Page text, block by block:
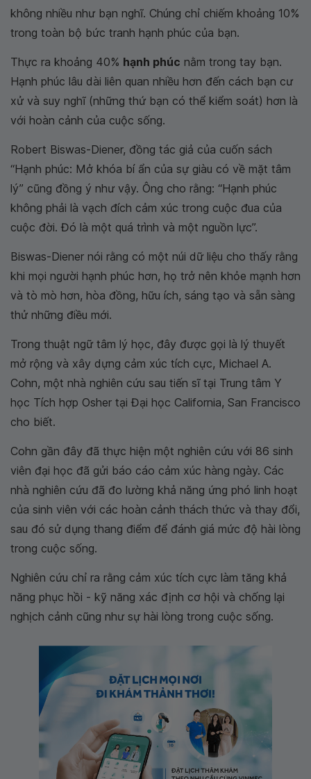
không nhiều như bạn nghĩ. Chúng chỉ chiếm khoảng 10%
trong toàn bộ bức tranh hạnh phúc của bạn.
Thực ra khoảng 40% hạnh phúc nằm trong tay bạn.
Hạnh phúc lâu dài liên quan nhiều hơn đến cách bạn cư
xử và suy nghĩ (những thứ bạn có thể kiểm soát) hơn là
với hoàn cảnh của cuộc sống.
Robert Biswas-Diener, đồng tác giả của cuốn sách
“Hạnh phúc: Mở khóa bí ẩn của sự giàu có về mặt tâm
lý” cũng đồng ý như vậy. Ông cho rằng: “Hạnh phúc
không phải là vạch đích cảm xúc trong cuộc đua của
cuộc đời. Đó là một quá trình và một nguồn lực”.
Biswas-Diener nói rằng có một núi dữ liệu cho thấy rằng
khi mọi người hạnh phúc hơn, họ trở nên khỏe mạnh hơn
và tò mò hơn, hòa đồng, hữu ích, sáng tạo và sẵn sàng
thử những điều mới.
Trong thuật ngữ tâm lý học, đây được gọi là lý thuyết
mở rộng và xây dựng cảm xúc tích cực, Michael A.
Cohn, một nhà nghiên cứu sau tiến sĩ tại Trung tâm Y
học Tích hợp Osher tại Đại học California, San Francisco
cho biết.
Cohn gần đây đã thực hiện một nghiên cứu với 86 sinh
viên đại học đã gửi báo cáo cảm xúc hàng ngày. Các
nhà nghiên cứu đã đo lường khả năng ứng phó linh hoạt
của sinh viên với các hoàn cảnh thách thức và thay đổi,
sau đó sử dụng thang điểm để đánh giá mức độ hài lòng
trong cuộc sống.
Nghiên cứu chỉ ra rằng cảm xúc tích cực làm tăng khả
năng phục hồi - kỹ năng xác định cơ hội và chống lại
nghịch cảnh cũng như sự hài lòng trong cuộc sống.